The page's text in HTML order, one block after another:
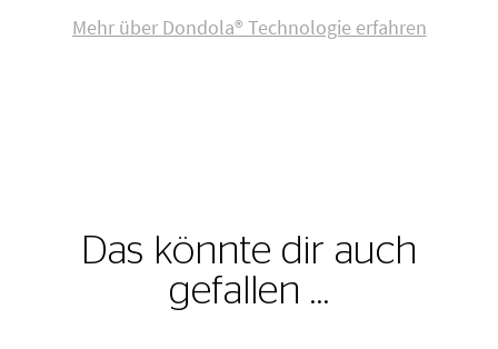
Mehr über Dondola® Technologie erfahren
Das könnte dir auch
gefallen …